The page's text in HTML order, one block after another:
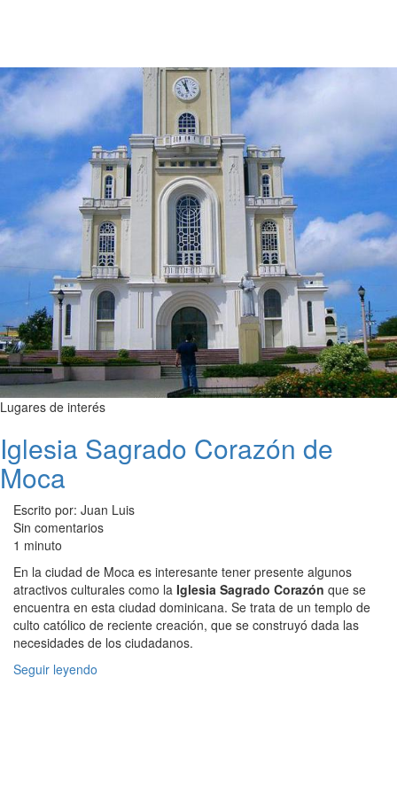
Lugares de interés
Iglesia Sagrado Corazón de
Moca
Escrito por: Juan Luis
Sin comentarios
1 minuto
En la ciudad de Moca es interesante tener presente algunos
atractivos culturales como la Iglesia Sagrado Corazón que se
encuentra en esta ciudad dominicana. Se trata de un templo de
culto católico de reciente creación, que se construyó dada las
necesidades de los ciudadanos.
Seguir leyendo